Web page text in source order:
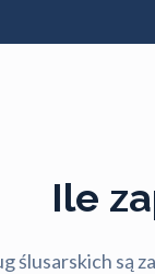
Ile
ślusarskich